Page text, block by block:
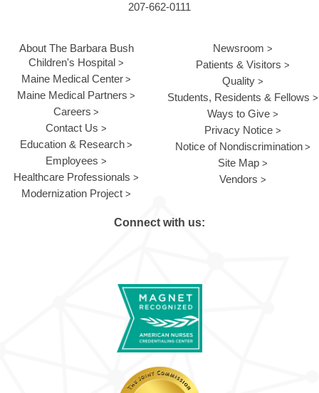
207-662-0111
About The Barbara Bush
Children's Hospital
Maine Medical Center
Maine Medical Partners
Careers
Contact Us
Education & Research
Employees
Healthcare Professionals
Modernization Project
Newsroom
Patients & Visitors
Quality
Students, Residents & Fellows
Ways to Give
Privacy Notice
Notice of Nondiscrimination
Site Map
Vendors
Connect with us: